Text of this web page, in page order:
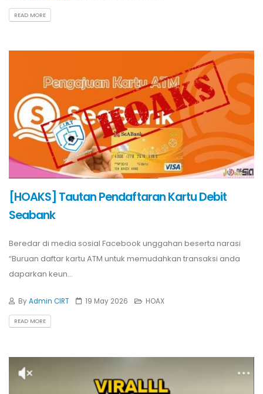
READ MORE
[HOAKS] Tautan Pendaftaran Kartu Debit
Seabank
Beredar di media sosial Facebook unggahan beserta narasi
“Buruan daftar kartu ATM untuk memudahkan transaksi anda
daparkan keun...
ByAdmin CIRT 19 May 2026 HOAX
READ MORE